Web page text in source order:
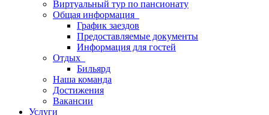
Виртуальный тур по пансионату
Общая информация
График заездов
Предоставляемые документы
Информация для гостей
Отдых
Бильярд
Наша команда
Достижения
Вакансии
Услуги